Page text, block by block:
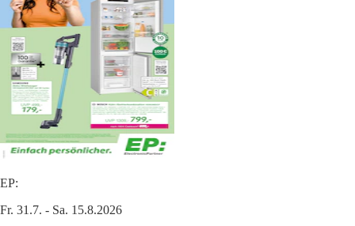
EP:
Fr. 31.7. - Sa. 15.8.2026